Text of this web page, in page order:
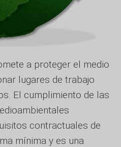
a proteger el medio
lugares de trabajo
El cumplimiento de las
contractuales de
mínima y es una